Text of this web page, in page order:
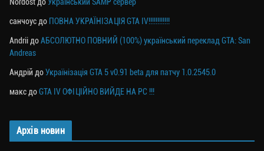
санчоус до ПОВНА УКРАЇНІЗАЦІЯ GTA IV!!!!!!!!!!!!
Andrii доАБСОЛЮТНО ПОВНИЙ (100%) український переклад GTA: San
Andreas
Андрій доУкраїнізація GTA 5 v0.91 beta для патчу 1.0.2545.0
макс доGTA IV ОФІЦІЙНО ВИЙДЕ НА PC !!!
Архів новин